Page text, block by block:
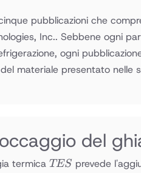
pubblicazioni che
Inc.. Sebbene ogni
ogni
materiale presentato nelle
del
termica TES
TES prevede